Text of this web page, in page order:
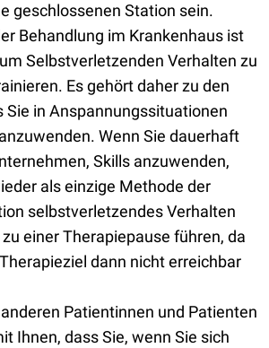
geschlossenen Station sein.
Behandlung im Krankenhaus ist
Selbstverletzenden Verhalten zu
Es gehört daher zu den
Sie in Anspannungssituationen
Wenn Sie dauerhaft
Skills anzuwenden,
als einzige Methode der
selbstverletzendes Verhalten
einer Therapiepause führen, da
dann nicht erreichbar
Patientinnen und Patienten
Ihnen, dass Sie, wenn Sie sich